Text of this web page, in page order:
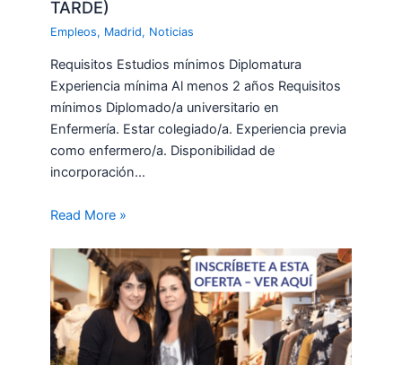
TARDE)
Empleos, Madrid, Noticias
Requisitos Estudios mínimos Diplomatura
Experiencia mínima Al menos 2 años Requisitos
mínimos Diplomado/a universitario en
Enfermería. Estar colegiado/a. Experiencia previa
como enfermero/a. Disponibilidad de
incorporación…
Read More »